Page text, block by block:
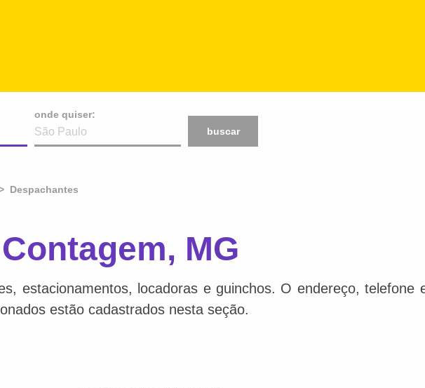
onde quiser:
buscar
Despachantes
MG
estacionamentos, locadoras e guinchos. O endereço, telefone
estão cadastrados nesta seção.